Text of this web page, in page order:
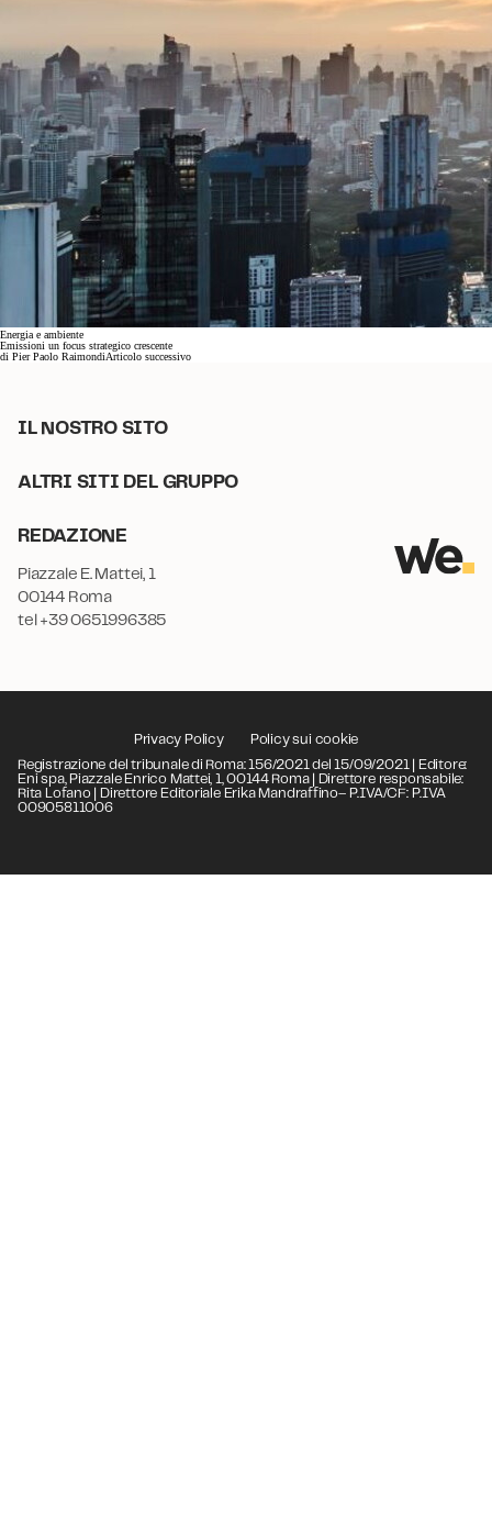
Energia e ambiente
Emissioni un focus strategico crescente
di Pier Paolo RaimondiArticolo successivo
IL NOSTRO SITO
ALTRI SITI DEL GRUPPO
REDAZIONE
Piazzale E. Mattei, 1
00144 Roma
tel +39 0651996385
Privacy Policy
Policy sui cookie
Registrazione del tribunale di Roma: 156/2021 del 15/09/2021 | Editore:
Eni spa, Piazzale Enrico Mattei, 1, 00144 Roma | Direttore responsabile:
Rita Lofano | Direttore Editoriale Erika Mandraffino– P.IVA/CF: P.IVA
00905811006